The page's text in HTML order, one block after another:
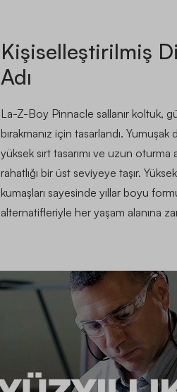
Kişiselleştirilmiş
Adı
La-Z-Boy Pinnacle sallanır koltuk,
bırakmanız için tasarlandı.
yüksek sırt tasarımı ve uzun
rahatlığı bir üst seviyeye taşır.
kumaşları sayesinde yıllar boyu
alternatifleriyle her yaşam alanına